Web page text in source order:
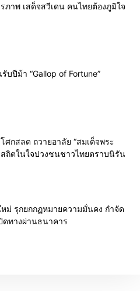
ภาพ เสด็จสวีเดน คนไทยต้องภูมิใจ
รับปีม้า “Gallop of Fortune”
ศกสลด ถวายอาลัย “สมเด็จพระ
ถิตในใจปวงชนชาวไทยตราบนิรัน
ม่ รุกยกกฏหมายความมั่นคง กำจัด
ดทางผ่านธนาคาร